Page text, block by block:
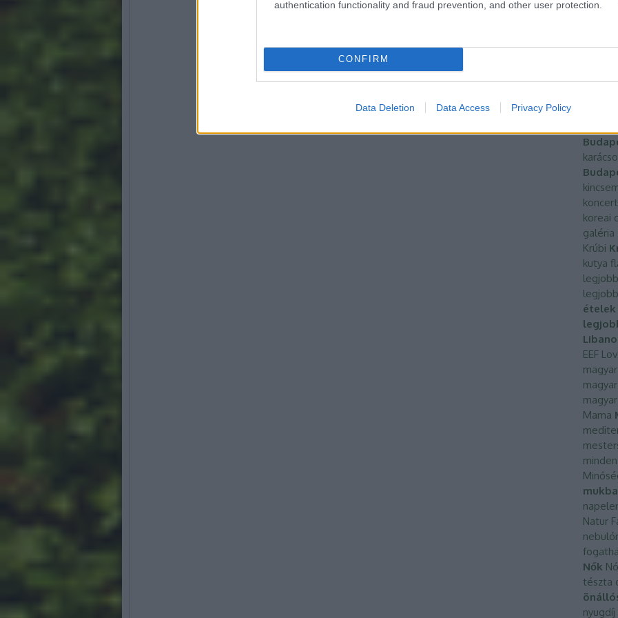
authentication functionality and fraud prevention, and other user protection.
CONFIRM
Data Deletion Data Access Privacy Policy
konyha
eljárás
koreai
galéria
Krúbi
kutya
ételek
EEF
magyar
Mama
Natur
Nők
tészta
nyugdíj